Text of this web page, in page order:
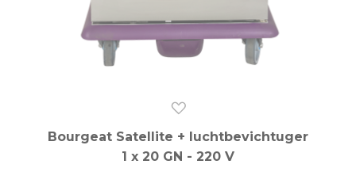
Bourgeat Satellite + luchtbevichtuger
1 x 20 GN - 220 V